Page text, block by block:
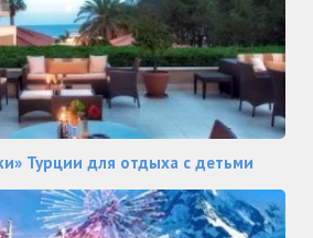
Турции для отдыха с детьми